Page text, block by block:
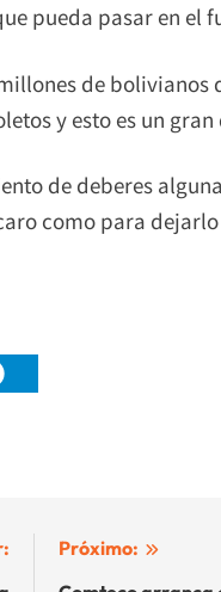
pueda pasar en el
de bolivianos
y esto es un
de deberes
como para
Próximo: